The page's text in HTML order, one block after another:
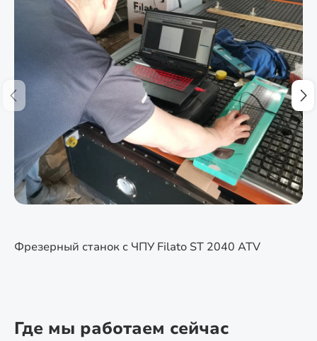
Фрезерный станок с ЧПУ Filato ST 2040 ATV
Где мы работаем сейчас